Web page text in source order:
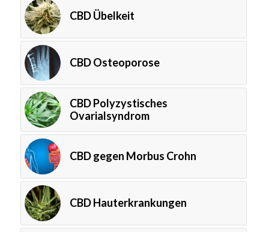
CBD Übelkeit
CBD Osteoporose
CBD Polyzystisches
Ovarialsyndrom
CBD gegen Morbus Crohn
CBD Hauterkrankungen